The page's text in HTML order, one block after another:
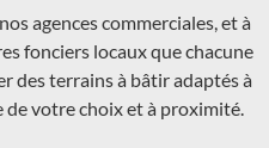
agences commerciales, et à
fonciers locaux que chacune
des terrains à bâtir adaptés à
de votre choix et à proximité.